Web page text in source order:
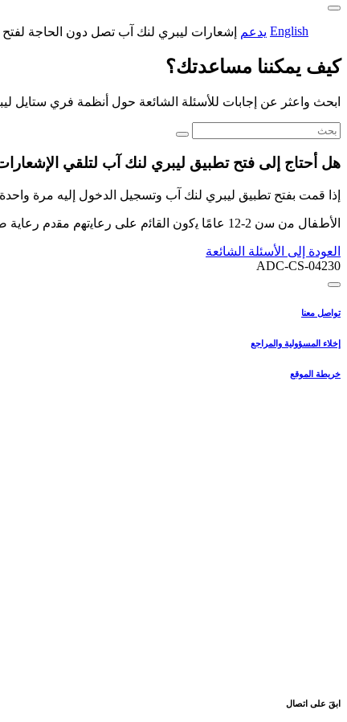
English يدعم إشعارات ليبري لنك آب تصل دون الحاجة لفتح
كيف يمكننا مساعدتك؟
ابحث واعثر عن إجابات للأسئلة الشائعة حول أنظمة فري ستايل
هل أحتاج إلى فتح تطبيق ليبري لنك آب لتلقي
إذا قمت بفتح تطبيق ليبري لنك آب وتسجيل الدخول إليه مرة
ﺍﻷﻁﻔﺎﻝ ﻣﻥ ﺳﻥ 2-12 ﻋﺎﻣًﺎ ﻳﻛﻭﻥ ﺍﻟﻘﺎﺋﻡ ﻋﻠﻰ ﺭﻋﺎﻳﺗﻬﻡ ﻣﻘﺩﻡ ﺭﻋﺎﻳﺔ ﺻﺣﻳﺔ ﻻ ﻳﻘﻝ ﻋﻣﺭﻩ ﻋﻥ 18 ﻋﺎﻣًﺎ ﻭﻳﺗﻭﻟﻰ ﻣﺳﺅﻭﻟﻳﺔ ﺍﻻﺷﺭﺍﻑ ﻋﻠﻰ ﺍﻟﻁﻔﻝ ﻭﻣﺳﺎﻋﺩﺗﻪ ﻓﻲ ﺍﺳﺗﺧﺩﺍﻡ ﻭﺗﻔﺳﻳﺭ ﻗﺭﺍءﺍﺕ ﻓﺭﻱ ﺳﺗﺎﻳﻝ ﻟﻳﺑﺭﻱ.
العودة إلى الأسئلة الشائعة
ADC-CS-04230
تواصل معنا
إخلاء المسؤولية والمراجع
خريطة الموقع
ابقَ على اتصال